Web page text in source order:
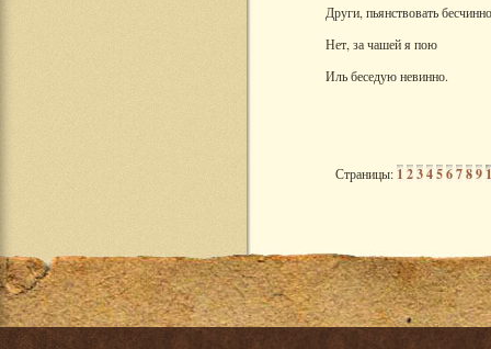
Други, пьянствовать
Нет, за чашей я пою
Иль беседую невинно.
Страницы:1 23456789